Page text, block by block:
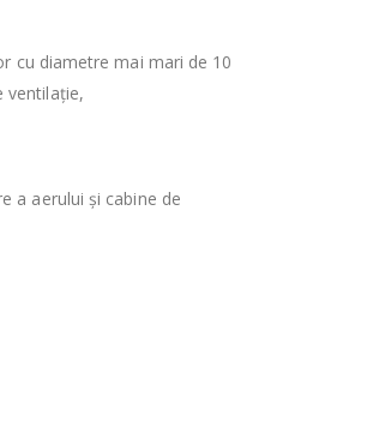
cu diametre mai mari de 10
ventilație,
a aerului și cabine de